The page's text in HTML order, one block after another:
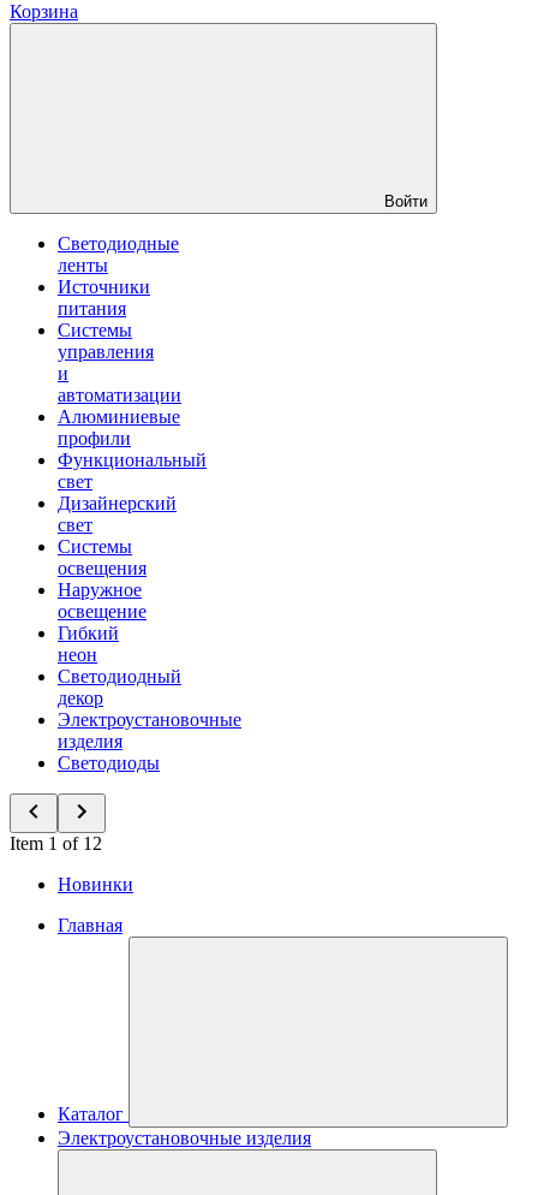
Корзина
Войти
Светодиодные
ленты
Источники
питания
Системы
управления
и
автоматизации
Алюминиевые
профили
Функциональный
свет
Дизайнерский
свет
Системы
освещения
Наружное
освещение
Гибкий
неон
Светодиодный
декор
Электроустановочные
изделия
Светодиоды
Item 1 of 12
Новинки
Главная
Каталог
Электроустановочные изделия